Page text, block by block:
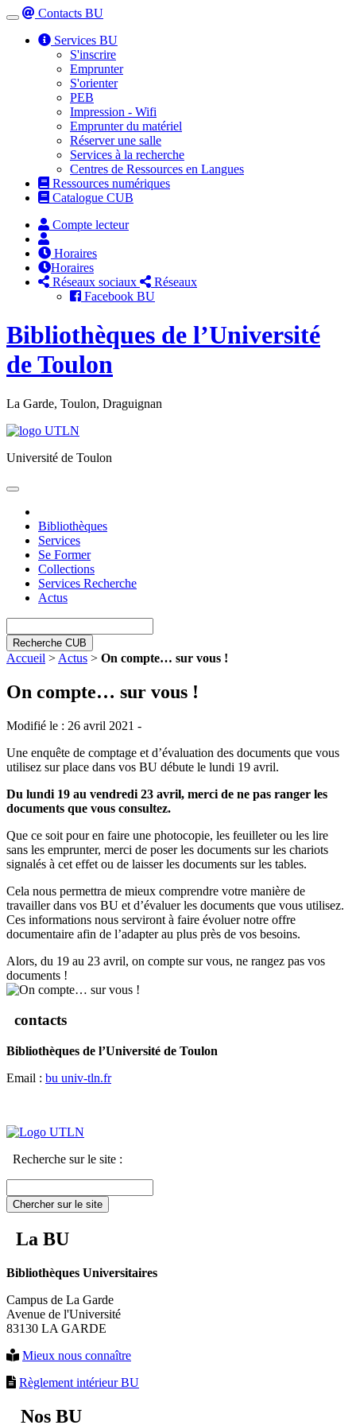
Toggle
navigation
Contacts BU
Services BU
S'inscrire
Emprunter
S'orienter
PEB
Impression - Wifi
Emprunter du matériel
Réserver une salle
Services à la recherche
Centres de Ressources en Langues
Ressources numériques
Catalogue CUB
Compte lecteur
Horaires
Horaires
Réseaux sociaux
Réseaux
Facebook BU
Bibliothèques de l’Université
de Toulon
La Garde, Toulon, Draguignan
Université de Toulon
Toggle
Bibliothèques
Services
Se Former
Collections
Services Recherche
Actus
Recherche CUB
Accueil > Actus > On compte… sur vous !
On compte… sur vous !
Modifié le : 26 avril 2021 -
Une enquête de comptage et d’évaluation des documents que vous
utilisez sur place dans vos BU débute le lundi 19 avril.
Du lundi 19 au vendredi 23 avril, merci de ne pas ranger les
documents que vous consultez.
Que ce soit pour en faire une photocopie, les feuilleter ou les lire
sans les emprunter, merci de poser les documents sur les chariots
signalés à cet effet ou de laisser les documents sur les tables.
Cela nous permettra de mieux comprendre votre manière de
travailler dans vos BU et d’évaluer les documents que vous utilisez.
Ces informations nous serviront à faire évoluer notre offre
documentaire afin de l’adapter au plus près de vos besoins.
Alors, du 19 au 23 avril, on compte sur vous, ne rangez pas vos
documents !
contacts
Bibliothèques de l’Université de Toulon
Email : bu univ-tln.fr
Recherche sur le site :
Chercher sur le site
La BU
Bibliothèques Universitaires
Campus de La Garde
Avenue de l'Université
83130 LA GARDE
Mieux nous connaître
Règlement intérieur BU
Nos BU